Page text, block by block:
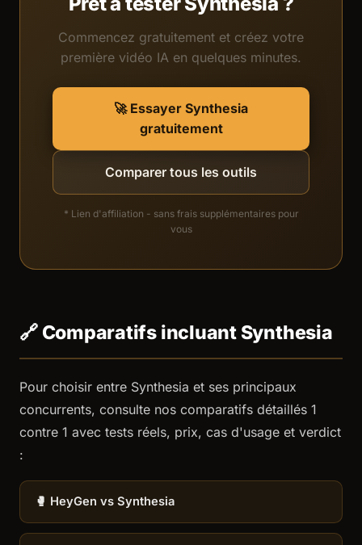
Commencez gratuitement et créez votre
première vidéo IA en quelques minutes.
🚀 Essayer Synthesia
gratuitement
Comparer tous les outils
* Lien d'affiliation - sans frais supplémentaires pour
vous
🔗 Comparatifs incluant Synthesia
Pour choisir entre Synthesia et ses principaux
concurrents, consulte nos comparatifs détaillés 1
contre 1 avec tests réels, prix, cas d'usage et verdict
:
🥊 HeyGen vs Synthesia